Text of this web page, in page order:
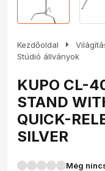
Kezdőoldal arrow_right
Stúdió állványok
KUPO CL-
STAND
QUICK-
SILVER
Még